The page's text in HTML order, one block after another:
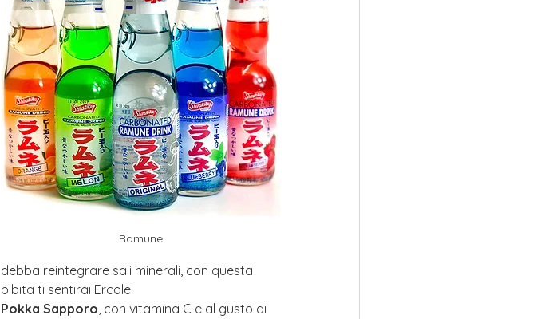
Ramune
debba reintegrare sali minerali, con questa
bibita ti sentirai Ercole!
Pokka Sapporo, con vitamina C e al gusto di